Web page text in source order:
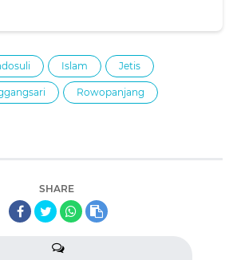
Islam Jetis
Rowopanjang
SHARE